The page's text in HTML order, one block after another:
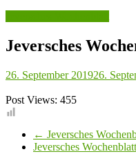
Jeversches
26. September 201926.
Post Views: 455
← Jeversches
Jeversches